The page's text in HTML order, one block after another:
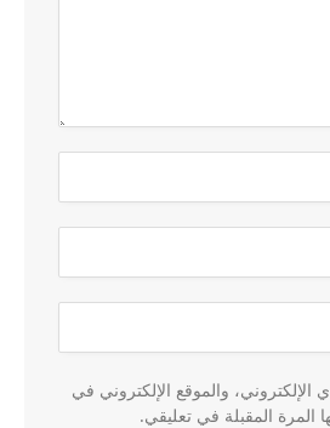
والموقع الإلكتروني في
المرة المقبلة في تعليقي.